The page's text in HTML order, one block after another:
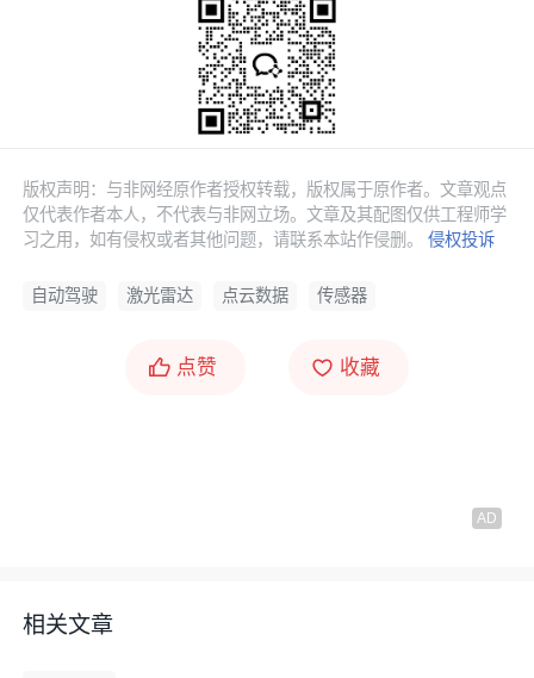
严重程度受多种因素共同影响。
此外，光学系统的角分辨率与光斑大小的匹配关系也会
对点云的形成产生影响。如果雷达的步进角度大于激光
斑的覆盖范围，点云虽然会显得相对稀疏，但边缘的混
而在追求高精度感知的自动驾驶中，往往会采用极小的
步进角度以获取细腻的纹理，这将导致相邻扫描点之间
度，但也成倍地放大了混合像素的发生频次。在处理这
离异常的能力，就会在物体边界处产生一层薄薄的虚假
除了光学传播导致的几何拖尾，激光雷达在动态移动场
器运动之间的时间非同步性。
版权声明：与非网经原作者授权转载，版权属于原作者。文章观点
仅代表作者本人，不代表与非网立场。文章及其配图仅供工程师学
习之用，如有侵权或者其他问题，请联系本站作侵删。侵权投诉
自动驾驶 激光雷达 点云数据 传感器
点赞 收藏
相关文章